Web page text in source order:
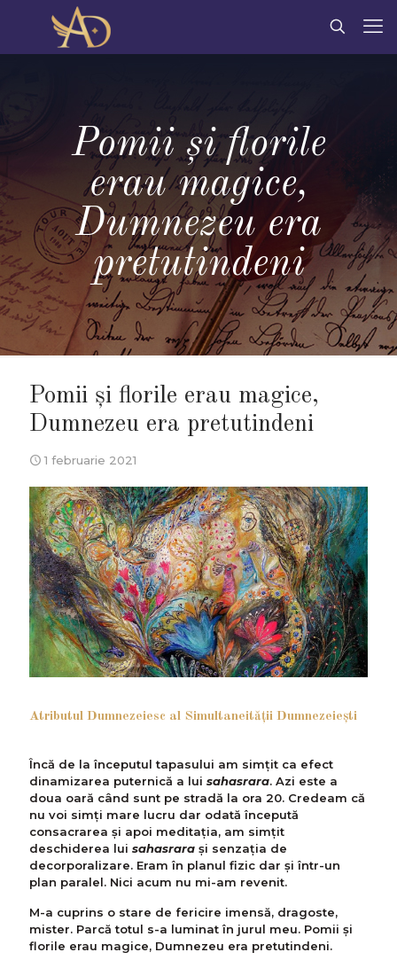
Pomii și florile
erau magice,
Dumnezeu era
pretutindeni
Pomii și florile erau magice,
Dumnezeu era pretutindeni
1 februarie 2021
Atributul Dumnezeiesc al Simultaneităţii Dumnezeieşti
Încă de la începutul tapasului am simțit ca efect
dinamizarea puternică a lui sahasrara. Azi este a
doua oară când sunt pe stradă la ora 20. Credeam că
nu voi simți mare lucru dar odată începută
consacrarea și apoi meditația, am simțit
deschiderea lui sahasrara și senzația de
decorporalizare. Eram în planul fizic dar și într-un
plan paralel. Nici acum nu mi-am revenit.
M-a cuprins o stare de fericire imensă, dragoste,
mister. Parcă totul s-a luminat în jurul meu. Pomii și
florile erau magice, Dumnezeu era pretutindeni.